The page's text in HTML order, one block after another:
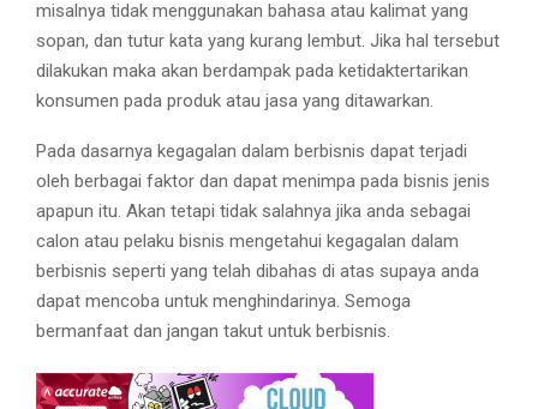
misalnya tidak menggunakan bahasa atau kalimat yang
sopan, dan tutur kata yang kurang lembut. Jika hal tersebut
dilakukan maka akan berdampak pada ketidaktertarikan
konsumen pada produk atau jasa yang ditawarkan.
Pada dasarnya kegagalan dalam berbisnis dapat terjadi
oleh berbagai faktor dan dapat menimpa pada bisnis jenis
apapun itu. Akan tetapi tidak salahnya jika anda sebagai
calon atau pelaku bisnis mengetahui kegagalan dalam
berbisnis seperti yang telah dibahas di atas supaya anda
dapat mencoba untuk menghindarinya. Semoga
bermanfaat dan jangan takut untuk berbisnis.